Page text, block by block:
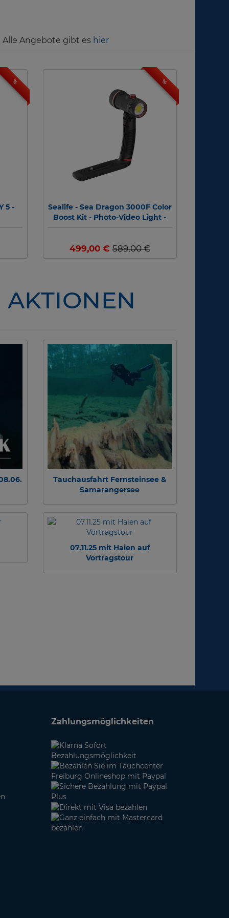
Alle Angebote gibt es hier
%
5 -
%
Sealife - Sea Dragon 3000F Color
Boost Kit - Photo-Video Light -
SL681
499,00 €589,00 €
Tauchausfahrt Fernsteinsee &
Samarangersee
07.11.25 mit Haien auf
Vortragstour
Zahlungsmöglichkeiten